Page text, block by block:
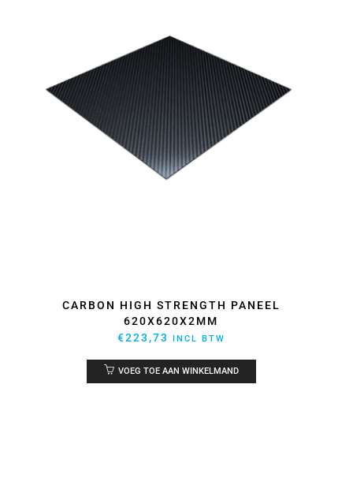
CARBON HIGH STRENGTH PANEEL
620X620X2MM
€223,73 INCL BTW
VOEG TOE AAN WINKELMAND